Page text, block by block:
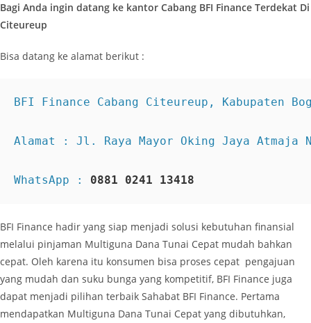
Bagi Anda ingin datang ke kantor Cabang BFI Finance Terdekat Di
Citeureup
Bisa datang ke alamat berikut :
BFI Finance Cabang Citeureup, Kabupaten
WhatsApp : 0881 0241 13418
BFI Finance hadir yang siap menjadi solusi kebutuhan finansial
melalui pinjaman Multiguna Dana Tunai Cepat mudah bahkan
cepat. Oleh karena itu konsumen bisa proses cepat pengajuan
yang mudah dan suku bunga yang kompetitif, BFI Finance juga
dapat menjadi pilihan terbaik Sahabat BFI Finance. Pertama
mendapatkan Multiguna Dana Tunai Cepat yang dibutuhkan,